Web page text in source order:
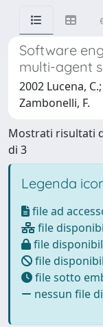
Software
multi-agent
2002 Lucena,
Zambonelli, F.
Mostrati risultati
di 3
Legenda
file ad
file
file
file
file sotto
nessun file